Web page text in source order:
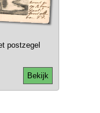
postzegel
Bekijk